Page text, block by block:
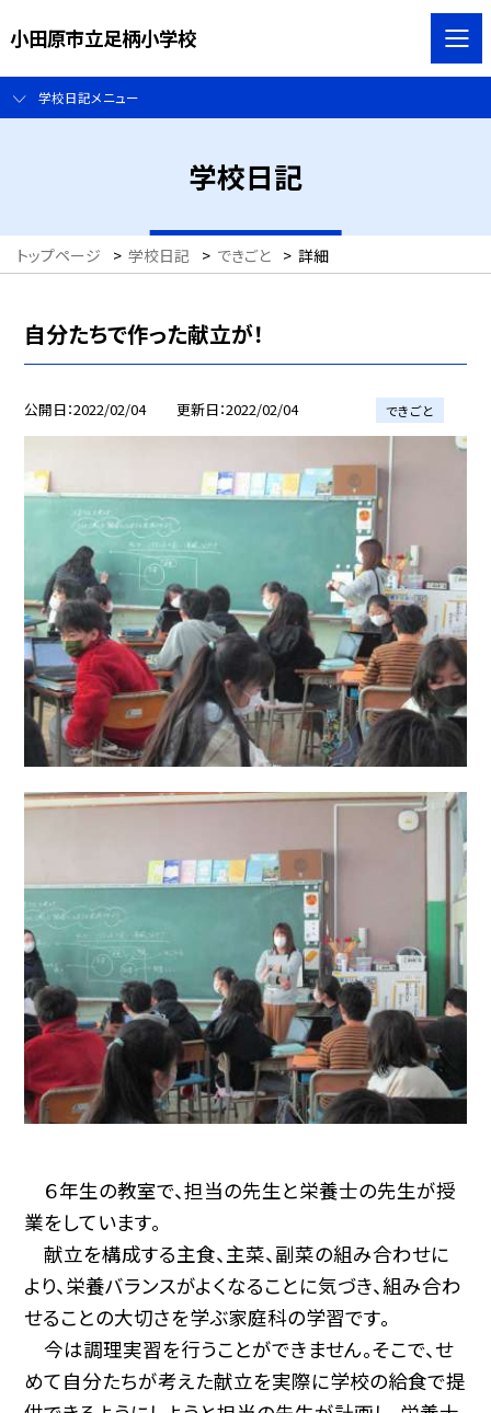
小田原市立足柄小学校
学校日記メニュー
学校日記
トップページ > 学校日記 > できごと > 詳細
自分たちで作った献立が！
公開日 2022/02/04 更新日 2022/02/04 できごと
６年生の教室で、担当の先生と栄養士の先生が授
業をしています。
献立を構成する主食、主菜、副菜の組み合わせに
より、栄養バランスがよくなることに気づき、組み合わ
せることの大切さを学ぶ家庭科の学習です。
今は調理実習を行うことができません。そこで、せ
めて自分たちが考えた献立を実際に学校の給食で提